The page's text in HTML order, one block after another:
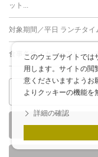
このウェブサイトでは
用します。サイトの閲
意くださいますようお
よりクッキーの機能を
詳細の確認
ット...
対象期間／平日 ランチタ
食事条件／カジュアルラン